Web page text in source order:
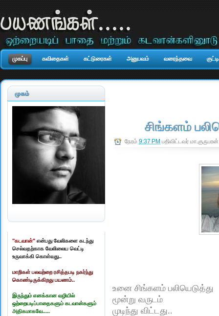
முகப்பு கவிதைகள் கட்டுரைகள் அனுபவம் வரைந்தவை
முகம்
"கடவான்" என்பது வேலிகளை கடந்து
செல்வதற்காக வேலிலைய வெட்டி
உருவாக்கி கொள்வது..
மாறிகள் பலவற்றை ரசித்தபடி நகர்ந்து
கொண்டிருக்கிறது பயணம்..
இருந்தும் எனக்கான வழியில்
ஒற்றையடிப்பாதைகளும் கடவான்களும்
அதிகமாகவே.....
சிங்களம்
நேரம் 9:37 PM பதிவிட்டவர் மா.குருபரன்
உனை சிங்களம் பலியெடுத்து
மூன்று வருடம்
முடிந்து விட்டது..